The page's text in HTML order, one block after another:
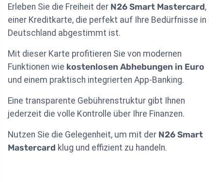
Erleben Sie die Freiheit der N26 Smart Mastercard,
einer Kreditkarte, die perfekt auf Ihre Bedürfnisse in
Deutschland abgestimmt ist.
Mit dieser Karte profitieren Sie von modernen
Funktionen wie kostenlosen Abhebungen in Euro
und einem praktisch integrierten App-Banking.
Eine transparente Gebührenstruktur gibt Ihnen
jederzeit die volle Kontrolle über Ihre Finanzen.
Nutzen Sie die Gelegenheit, um mit der N26 Smart
Mastercard klug und effizient zu handeln.